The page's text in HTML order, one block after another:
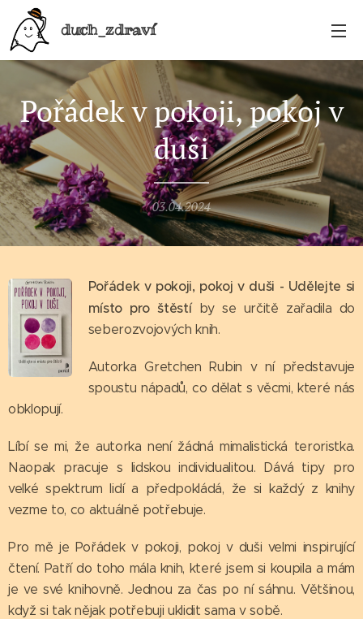
duch_zdraví
Pořádek v pokoji, pokoj v
duši
03.04.2024
Pořádek v pokoji, pokoj v duši - Udělejte si
místo pro štěstí by se určitě zařadila do
seberozvojových knih.
Autorka Gretchen Rubin v ní představuje
spoustu nápadů, co dělat s věcmi, které nás
obklopují.
Líbí se mi, že autorka není žádná mimalistická teroristka.
Naopak pracuje s lidskou individualitou. Dává tipy pro
velké spektrum lidí a předpokládá, že si každý z knihy
vezme to, co aktuálně potřebuje.
Pro mě je Pořádek v pokoji, pokoj v duši velmi inspirující
čtení. Patří do toho mála knih, které jsem si koupila a mám
je ve své knihovně. Jednou za čas po ní sáhnu. Většinou,
když si tak nějak potřebuji uklidit sama v sobě.